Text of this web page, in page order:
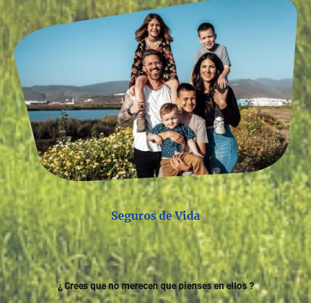
Seguros de Vida
¿ Crees que no merecen que pienses en ellos ?